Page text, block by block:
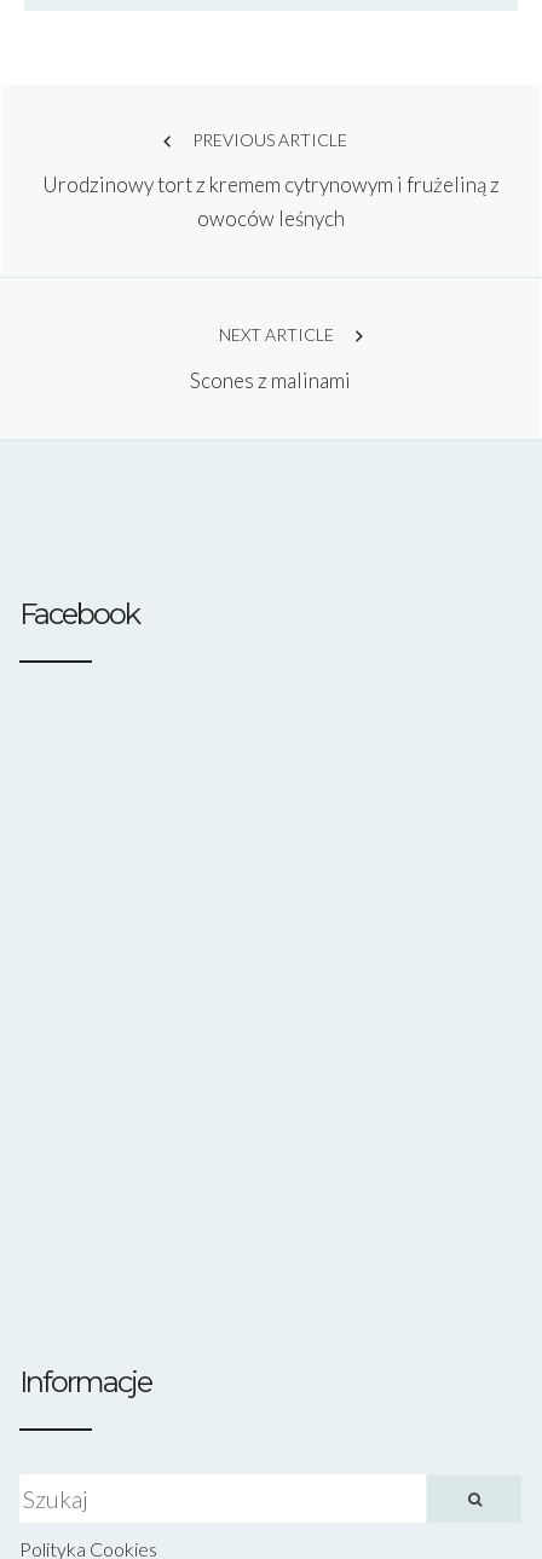
navigation
PREVIOUS ARTICLE
Urodzinowy tort z kremem cytrynowym i frużeliną z
owoców leśnych
NEXT ARTICLE
Scones z malinami
Facebook
Informacje
Szukaj:
Polityka Cookies